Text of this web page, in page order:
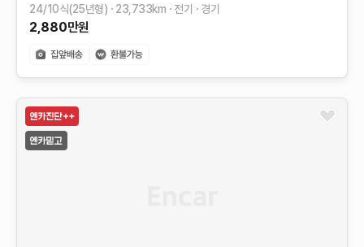
24/10식(25년형) 23,733km 전기 경기
2,880만원